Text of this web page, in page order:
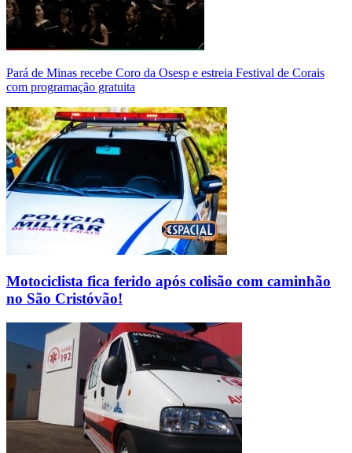
Pará de Minas recebe Coro da Osesp e estreia Festival de Corais
com programação gratuita
Motociclista fica ferido após colisão com caminhão
no São Cristóvão!